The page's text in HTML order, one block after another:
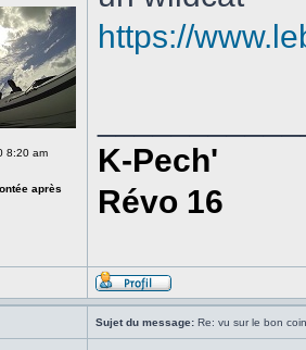
8:20 am
après
https://
K-Pech'
Révo 16
Sujet du message: Re: vu sur le bon